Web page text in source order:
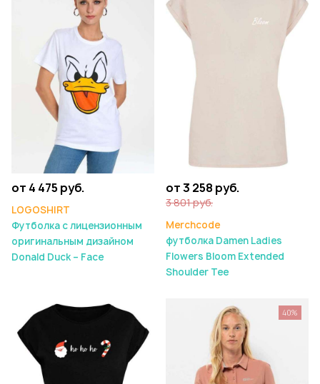
от 4 475 руб.
LOGOSHIRT
Футболка с лицензионным
оригинальным дизайном
Donald Duck – Face
от 3 258 руб.
3 801 руб.
Merchcode
футболка Damen Ladies
Flowers Bloom Extended
Shoulder Tee
40%